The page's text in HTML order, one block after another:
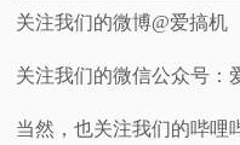
关注我们的微博@爱搞机
关注我们的微信公众号：
当然，也关注我们的哔哩